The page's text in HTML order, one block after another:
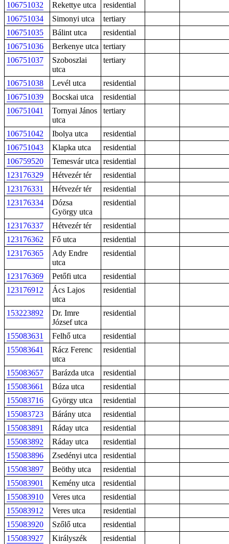
106751032 Rekettye utca
residential
106751034
Simonyi utca
tertiary
106751035
Bálint utca
residential
106751036
Berkenye utca tertiary
106751037
Szoboszlai
utca
tertiary
106751038 Levél utca
residential
106751039
Bocskai utca
residential
106751041
Tornyai János
utca
tertiary
106751042 Ibolya utca
residential
106751043
Klapka utca
residential
106759520
Temesvár utca residential
123176329
Hétvezér tér
residential
123176331
Hétvezér tér
residential
123176334
Dózsa
György utca
residential
123176337 Hétvezér tér
residential
123176362
Fő utca
residential
123176365
Ady Endre
utca
residential
123176369 Petőfi utca
residential
123176912
Ács Lajos
utca
residential
153223892
Dr. Imre
József utca
residential
155083631 Felhő utca
residential
155083641
Rácz Ferenc
utca
residential
155083657 Barázda utca
residential
155083661
Búza utca
residential
155083716
György utca
residential
155083723
Bárány utca
residential
155083891
Ráday utca
residential
155083892
Ráday utca
residential
155083896
Zsedényi utca
residential
155083897
Beöthy utca
residential
155083901
Kemény utca
residential
155083910
Veres utca
residential
155083912
Veres utca
residential
155083920
Szőlő utca
residential
155083927
Királyszék
residential